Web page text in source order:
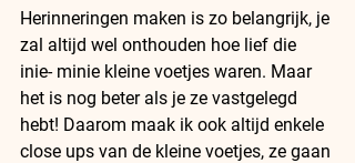
Herinneringen maken is zo belangrijk, je
zal altijd wel onthouden hoe lief die
inie- minie kleine voetjes waren. Maar
het is nog beter als je ze vastgelegd
hebt! Daarom maak ik ook altijd enkele
close ups van de kleine voetjes, ze gaan